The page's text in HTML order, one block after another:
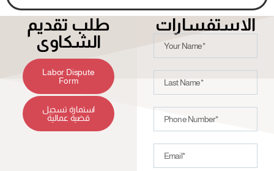
طلب تقديم
الشكاوى
Labor Dispute
Form
استمارة تسجيل
قضية عمالية
الاستفسارات